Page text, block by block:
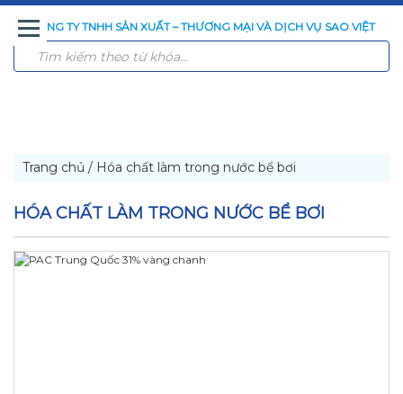
CÔNG TY TNHH SẢN XUẤT – THƯƠNG MẠI VÀ DỊCH VỤ SAO VIỆT
TRANG
GIỚI
SẢN
CÔNG
CÔNG
TIN
LIÊN
Trang chủ / Hóa chất làm trong nước bể bơi
HÓA CHẤT LÀM TRONG NƯỚC BỂ BƠI